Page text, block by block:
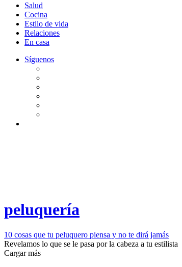
Salud
Cocina
Estilo de vida
Relaciones
En casa
Síguenos
peluquería
10 cosas que tu peluquero piensa y no te dirá jamás
Revelamos lo que se le pasa por la cabeza ​a tu
Cargar más